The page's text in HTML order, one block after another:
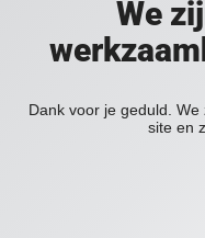
We
Dank voor je geduld.
site en